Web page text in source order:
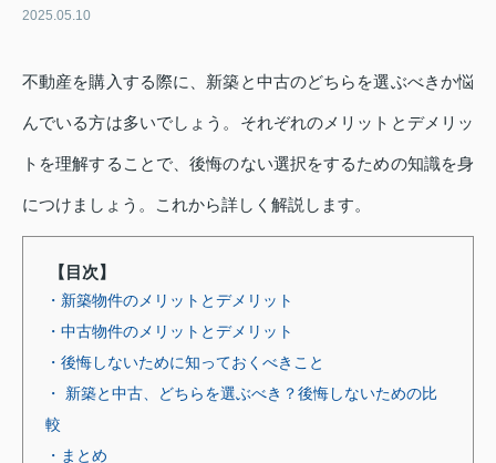
2025.05.10
不動産を購入する際に、新築と中古のどちらを選ぶべきか悩
んでいる方は多いでしょう。それぞれのメリットとデメリッ
トを理解することで、後悔のない選択をするための知識を身
につけましょう。これから詳しく解説します。
【目次】
・新築物件のメリットとデメリット
・中古物件のメリットとデメリット
・後悔しないために知っておくべきこと
・ 新築と中古、どちらを選ぶべき？後悔しないための比
較
・まとめ